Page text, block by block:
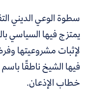
سطوة الوعي الديني
يمتزج فيها السياسي
لإثبات مشروعيتها
فيها الشيخ ناطقًا
خطاب الإذعان.